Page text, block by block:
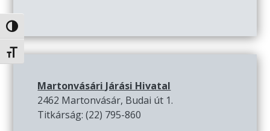
Nagy kontraszt váltása
Betűméret váltása
Martonvásári Járási Hivatal
2462 Martonvásár, Budai út 1.
Titkárság: (22) 795-860